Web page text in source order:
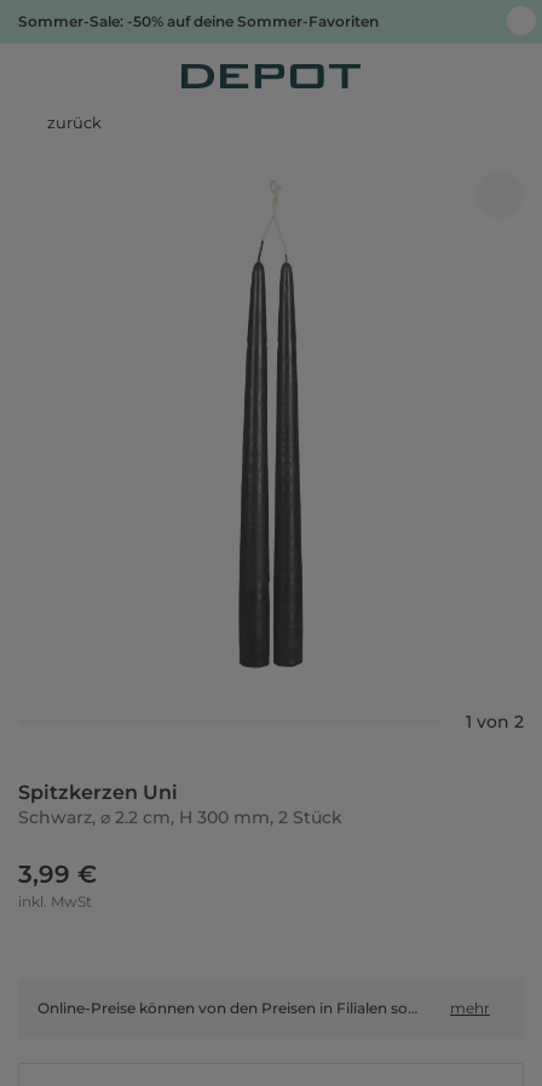
Sommer-Sale: -50% auf deine Sommer-Favoriten
zurück
1 von 2
Spitzkerzen Uni
Schwarz, ⌀ 2.2 cm, H 300 mm, 2 Stück
3,99 €
inkl. MwSt
Online-Preise können von den Preisen in Filialen sowie Shop-in-Shop-Flächen abweichen. mehr